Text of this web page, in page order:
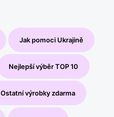
Jak pomoci Ukrajině
Nejlepší výběr TOP 10
Ostatní výrobky zdarma